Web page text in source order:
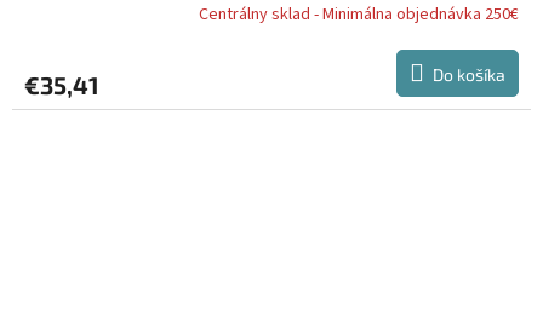
Centrálny sklad - Minimálna objednávka 250€
€35,41 Do košíka